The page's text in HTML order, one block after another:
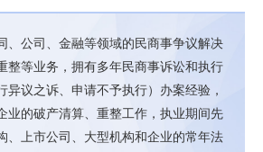
、公司、金融等领域的民商事争议解决
整等业务，拥有多年民商事诉讼和执行
异议之诉、申请不予执行）办案经验，
业的破产清算、重整工作，执业期间先
、上市公司、大型机构和企业的常年法